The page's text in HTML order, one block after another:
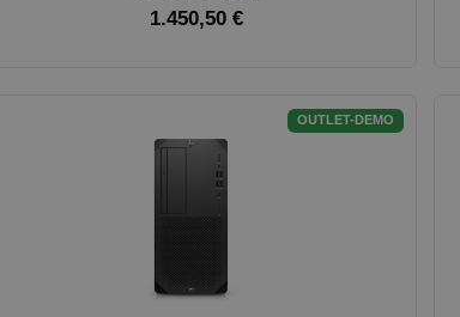
1.450,50 €
OUTLET-DEMO